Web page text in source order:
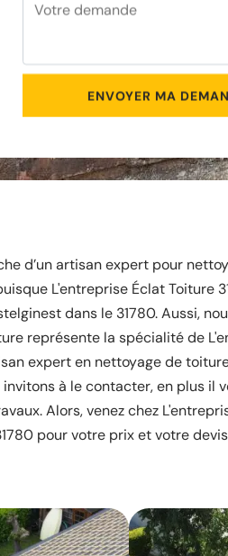
d’un artisan expert pour
L'entreprise Éclat Toiture
dans le 31780. Aussi,
représente la spécialité de
expert en nettoyage de
à le contacter, en plus il
Alors, venez chez
pour votre prix et votre